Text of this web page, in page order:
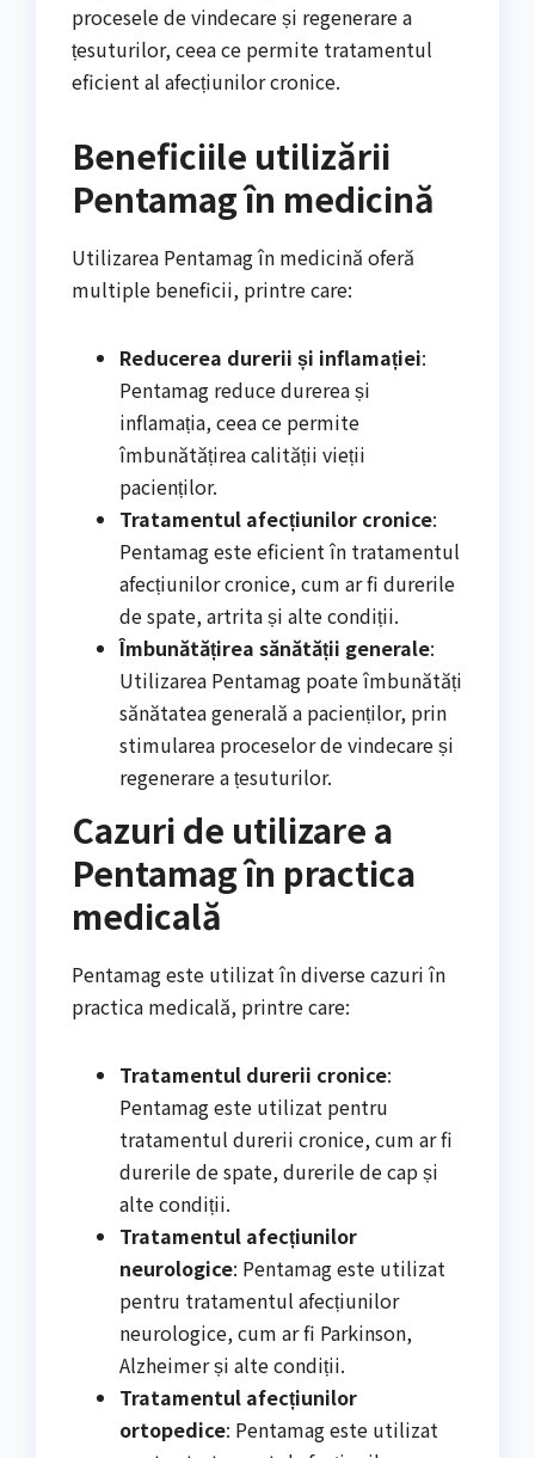
procesele de vindecare și regenerare a
țesuturilor, ceea ce permite tratamentul
eficient al afecțiunilor cronice.
Beneficiile utilizării
Pentamag în medicină
Utilizarea Pentamag în medicină oferă
multiple beneficii, printre care:
Reducerea durerii și inflamației:
Pentamag reduce durerea și
inflamația, ceea ce permite
îmbunătățirea calității vieții
pacienților.
Tratamentul afecțiunilor cronice:
Pentamag este eficient în tratamentul
afecțiunilor cronice, cum ar fi durerile
de spate, artrita și alte condiții.
Îmbunătățirea sănătății generale:
Utilizarea Pentamag poate îmbunătăți
sănătatea generală a pacienților, prin
stimularea proceselor de vindecare și
regenerare a țesuturilor.
Cazuri de utilizare a
Pentamag în practica
medicală
Pentamag este utilizat în diverse cazuri în
practica medicală, printre care:
Tratamentul durerii cronice:
Pentamag este utilizat pentru
tratamentul durerii cronice, cum ar fi
durerile de spate, durerile de cap și
alte condiții.
Tratamentul afecțiunilor
neurologice: Pentamag este utilizat
pentru tratamentul afecțiunilor
neurologice, cum ar fi Parkinson,
Alzheimer și alte condiții.
Tratamentul afecțiunilor
ortopedice: Pentamag este utilizat